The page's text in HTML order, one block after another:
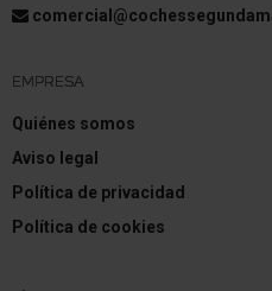
EMPRESA
Quiénes somos
Aviso legal
Política de privacidad
Política de cookies